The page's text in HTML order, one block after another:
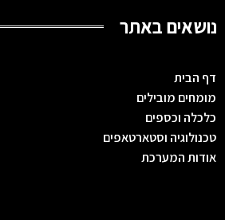
נושאים באתר
דף הבית
מומחים מובילים
כלכלה וכספים
טכנולוגיה וסטארטאפים
אודות המערכת